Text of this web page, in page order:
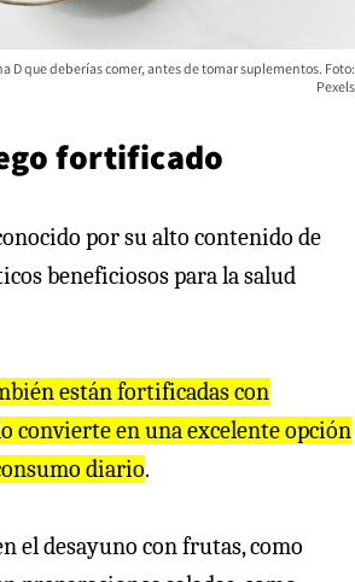
D que deberías comer, antes de tomar suplementos. Foto:
Pexels
fortificado
por su alto contenido de
beneficiosos para la salud
están fortificadas con
convierte en una excelente opción
diario.
el desayuno con frutas, como